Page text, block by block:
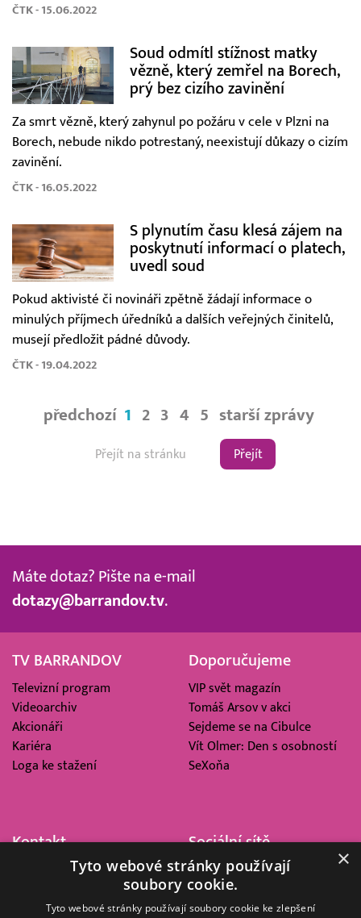
ČTK - 15.06.2022
Soud odmítl stížnost matky
vězně, který zemřel na Borech,
prý bez cizího zavinění
Za smrt vězně, který zahynul po požáru v cele v Plzni na
Borech, nebude nikdo potrestaný, neexistují důkazy o cizím
zavinění.
ČTK - 16.05.2022
S plynutím času klesá zájem na
poskytnutí informací o platech,
uvedl soud
Pokud aktivisté či novináři zpětně žádají informace o
minulých příjmech úředníků a dalších veřejných činitelů,
musejí předložit pádné důvody.
ČTK - 19.04.2022
předchozí 1 2 3 4 5 starší zprávy
Přejít
Máte dotaz? Pište na e-mail
dotazy@barrandov.tv.
TV BARRANDOV
Televizní program
Videoarchiv
Akcionáři
Kariéra
Loga ke stažení
Doporučujeme
VIP svět magazín
Tomáš Arsov v akci
Sejdeme se na Cibulce
Vít Olmer: Den s osobností
SeXoňa
Kontakt
Barrandov Televizní Studio,
Kříženeckého nám. 322
Sociální sítě
×
Tyto webové stránky používají
soubory cookie.
Tyto webové stránky používají soubory cookie ke zlepšení